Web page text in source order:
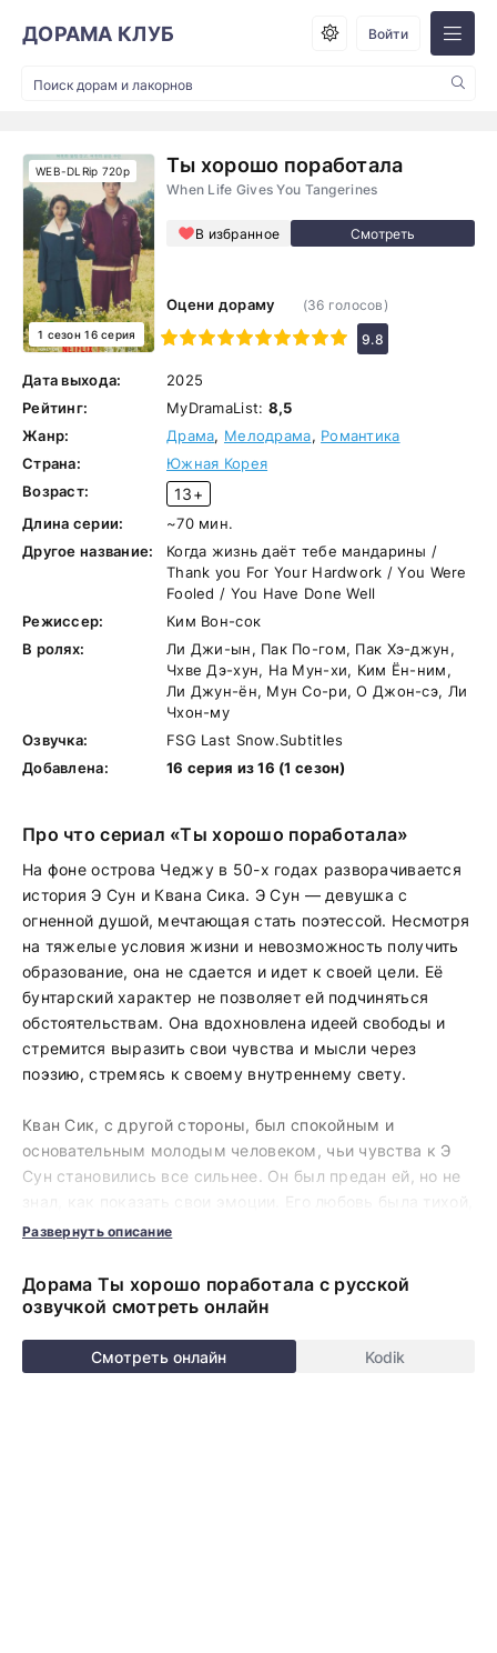
ДОРАМА КЛУБ Войти
Ты хорошо поработала
When Life Gives You Tangerines
В избранное
WEB-DLRip 720p
1 сезон 16 серия
Оцени дораму
1
2 3 4 5 6 7 8 9 10
(36 голосов)
9.8
Дата выхода:
2025
Рейтинг:
MyDramaList: 8,5
Жанр:
Драма, Мелодрама, Романтика
Страна:
Южная Корея
Возраст:
13+
Длина серии:
~70 мин.
Другое название:
Когда жизнь даёт тебе мандарины /
Thank you For Your Hardwork / You Were
Fooled / You Have Done Well
Режиссер:
Ким Вон-сок
В ролях:
Ли Джи-ын, Пак По-гом, Пак Хэ-джун,
Чхве Дэ-хун, На Мун-хи, Ким Ён-ним,
Ли Джун-ён, Мун Со-ри, О Джон-сэ, Ли
Чхон-му
Озвучка:
FSG Last Snow.Subtitles
Добавлена:
16 серия из 16 (1 сезон)
Про что сериал «Ты хорошо поработала»
На фоне острова Чеджу в 50-х годах разворачивается
история Э Сун и Квана Сика. Э Сун — девушка с
огненной душой, мечтающая стать поэтессой. Несмотря
на тяжелые условия жизни и невозможность получить
образование, она не сдается и идет к своей цели. Её
бунтарский характер не позволяет ей подчиняться
обстоятельствам. Она вдохновлена идеей свободы и
стремится выразить свои чувства и мысли через
поэзию, стремясь к своему внутреннему свету.
Кван Сик, с другой стороны, был спокойным и
основательным молодым человеком, чьи чувства к Э
Сун становились все сильнее. Он был предан ей, но не
знал, как показать свои эмоции. Его любовь была тихой,
но стойкой. В его мире не было места для сомнений, он
Их отношения наполнились искренними чувствами,
основанными на верности и стремлении поддерживать
Развернуть описание
Дорама Ты хорошо поработала с русской
озвучкой смотреть онлайн
Смотреть онлайн Kodik